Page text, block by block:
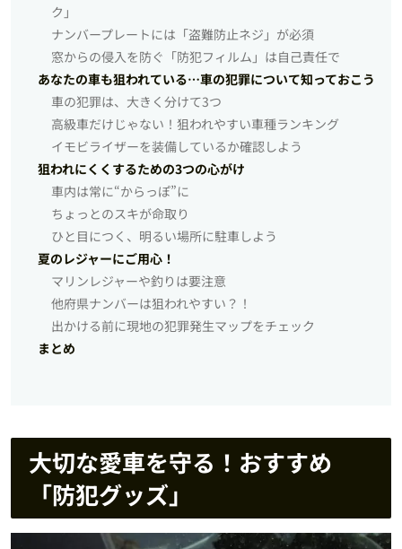
ク」
ナンバープレートには「盗難防止ネジ」が必須
窓からの侵入を防ぐ「防犯フィルム」は自己責任で
あなたの車も狙われている…車の犯罪について知っておこう
車の犯罪は、大きく分けて3つ
高級車だけじゃない！狙われやすい車種ランキング
イモビライザーを装備しているか確認しよう
狙われにくくするための3つの心がけ
車内は常に“からっぽ”に
ちょっとのスキが命取り
ひと目につく、明るい場所に駐車しよう
夏のレジャーにご用心！
マリンレジャーや釣りは要注意
他府県ナンバーは狙われやすい？！
出かける前に現地の犯罪発生マップをチェック
まとめ
大切な愛車を守る！おすすめ
「防犯グッズ」